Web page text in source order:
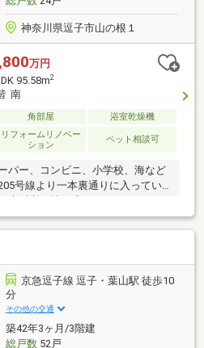
神奈川県逗子市山の根１
万円
95.58m2
南
角部屋 浴室乾燥機
リフォームリノベー
ション
ペット相談可
パー、コンビニ、小学校、海など
号線より一本裏通りに入ってい
お勧めな立地。室内は2024年にリ
。専有面積は90平米超と一軒家に
あります。設備は、タニコーのオ
ンMEISDELをはじめに大正浪漫溢
拘りぬいた一部屋です。今回の一
じたいが利便性も、、、」「平坦
自動車を手放した生活も、、、」
お求めの方へ是非ご覧頂きたい一
京急逗子線 逗子・葉山駅 徒歩10
分
その他の交通
築42年3ヶ月/3階建
総戸数52戸